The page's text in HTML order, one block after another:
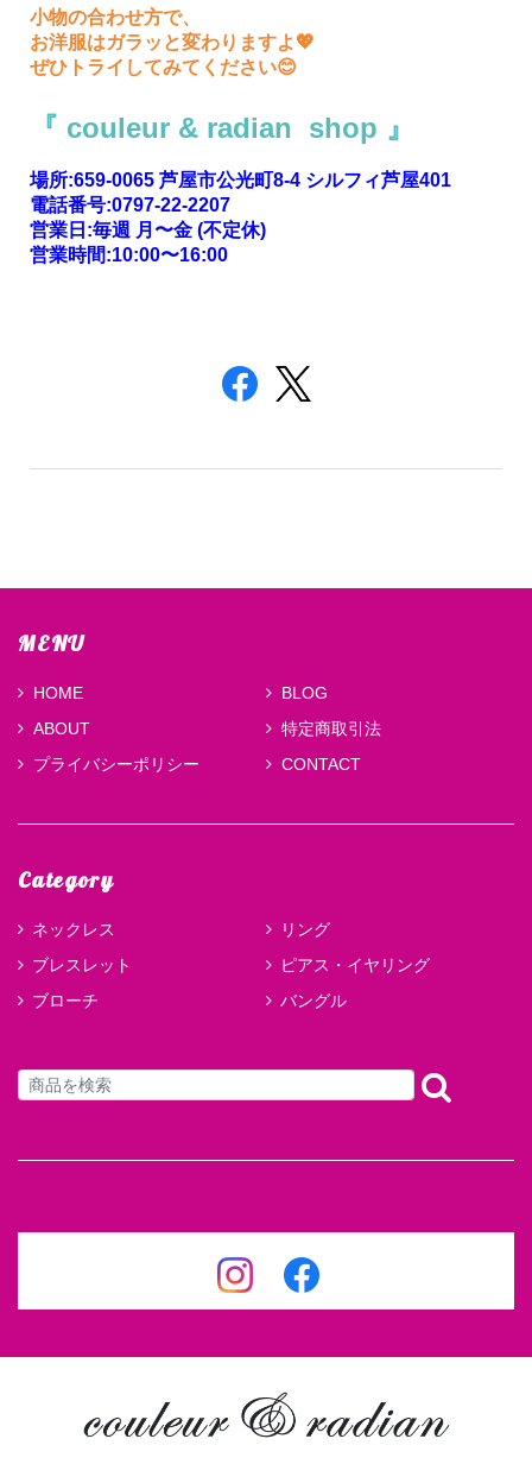
小物の合わせ方で、
お洋服はガラッと変わりますよ💖
ぜひトライしてみてください😊
『 couleur & radian shop 』
場所:659-0065 芦屋市公光町8-4 シルフィ芦屋401
電話番号:0797-22-2207
営業日:毎週 月〜金 (不定休)
営業時間:10:00〜16:00
MENU
HOME
BLOG
ABOUT
特定商取引法
プライバシーポリシー
CONTACT
Category
ネックレス
リング
ブレスレット
ピアス・イヤリング
ブローチ
バングル